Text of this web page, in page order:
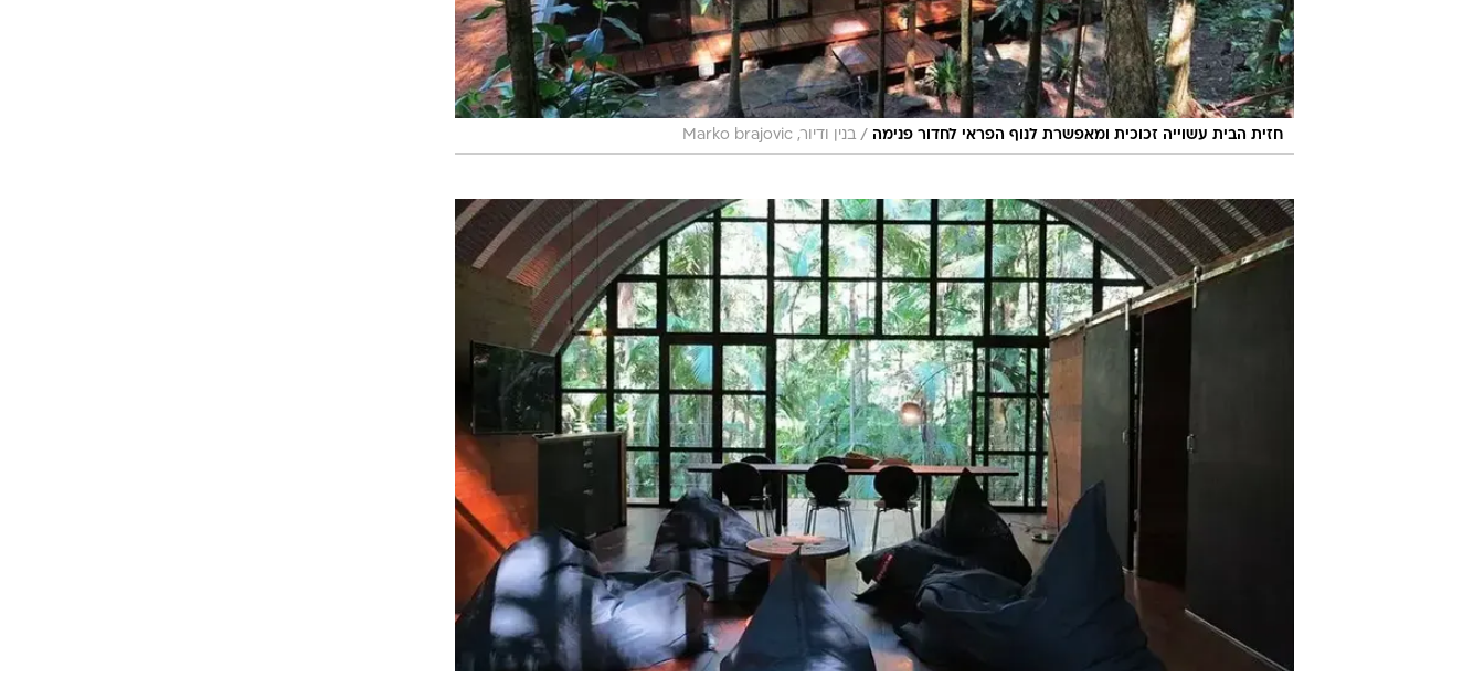
חזית הבית עשוייה זכוכית ומאפשרת לנוף הפראי לחדור פנימה / בנין ודיור, Marko brajovic